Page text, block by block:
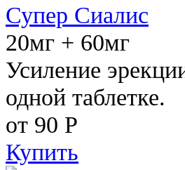
Супер Сиалис
20мг + 60мг
Усиление
одной таблетке.
от 90 Р
Купить